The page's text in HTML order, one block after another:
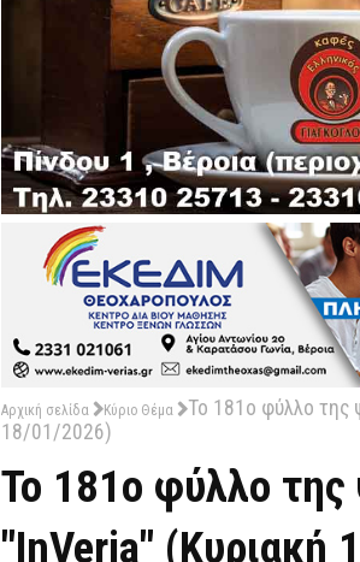
Αρχική σελίδα Κύριο Θέμα
Το 181ο φύλλο της
18/01/2026)
Το 181ο φύλλο
"InVeria" (Κυριακή